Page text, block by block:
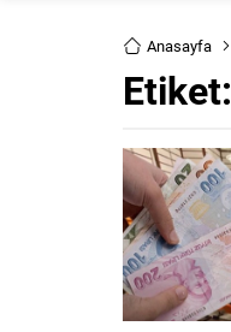
Anasayfa
Etiket: